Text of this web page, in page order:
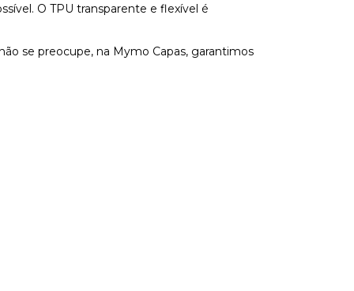
O TPU transparente e flexível é
se preocupe, na Mymo Capas, garantimos